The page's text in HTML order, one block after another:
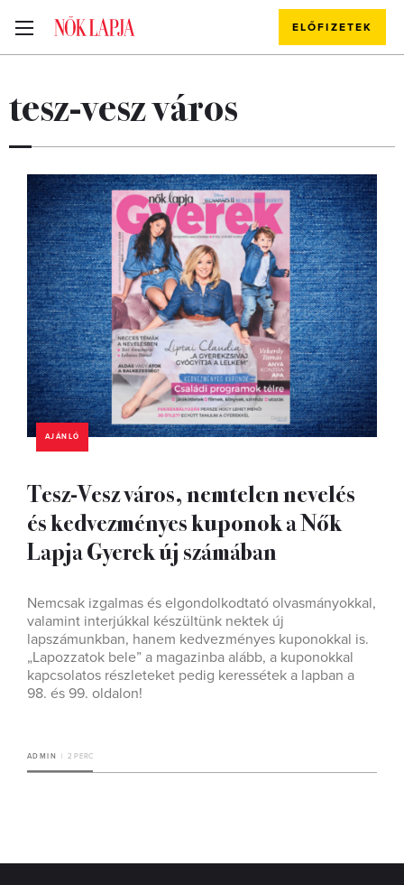
ELŐFIZETEK
tesz-vesz város
AJÁNLÓ
Tesz-Vesz város, nemtelen nevelés
és kedvezményes kuponok a Nők
Lapja Gyerek új számában
Nemcsak izgalmas és elgondolkodtató olvasmányokkal,
valamint interjúkkal készültünk nektek új
lapszámunkban, hanem kedvezményes kuponokkal is.
„Lapozzatok bele” a magazinba alább, a kuponokkal
kapcsolatos részleteket pedig keressétek a lapban a
98. és 99. oldalon!
ADMIN 2 PERC